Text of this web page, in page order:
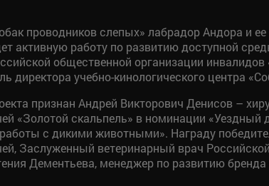
проводников слепых» лабрадор Андора и
активную работу по развитию доступной
общественной организации
директора учебно-кинологического центра
признан Андрей Викторович Денисов –
«Золотой скальпель» в номинации «Уездный
с дикими животными». Награду
Заслуженный ветеринарный врач
Дементьева, менеджер по развитию